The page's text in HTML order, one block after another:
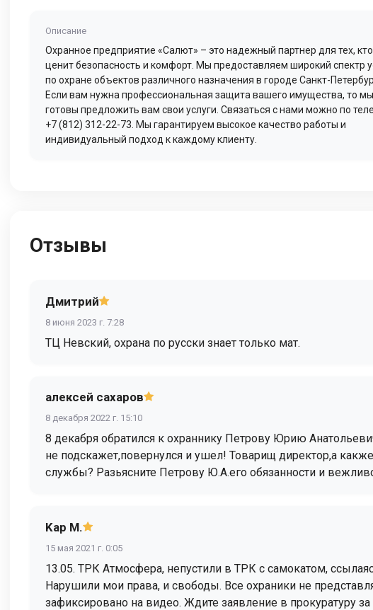
Описание
Охранное предприятие «Салют» – это надежный партнер для тех, кто
ценит безопасность и комфорт. Мы предоставляем широкий спектр
по охране объектов различного назначения в городе Санкт-
Если вам нужна профессиональная защита вашего имущества, то мы
готовы предложить вам свои услуги. Связаться с нами можно по
+7 (812) 312-22-73. Мы гарантируем высокое качество работы и
индивидуальный подход к каждому клиенту.
Отзывы
Дмитрий
8 июня 2023 г. 7:28
ТЦ Невский, охрана по русски знает только мат.
алексей сахаров
8 декабря 2022 г. 15:10
8 декабря обратился к охраннику Петрову Юрию
не подскажет,повернулся и ушел! Товарищ директор,а
службы? Разьясните Петрову Ю.А.его обязанности и
Kap M.
15 мая 2021 г. 0:05
13.05. ТРК Атмосфера, непустили в ТРК с самокатом,
Нарушили мои права, и свободы. Все охраники не
зафиксировано на видео. Ждите заявление в прокуратуру